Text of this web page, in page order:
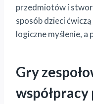
przedmiotów i
sposób dzieci
logiczne myślenie, a
Gry
współpracy